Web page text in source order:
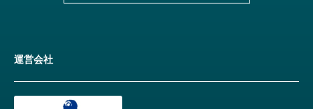
運営会社